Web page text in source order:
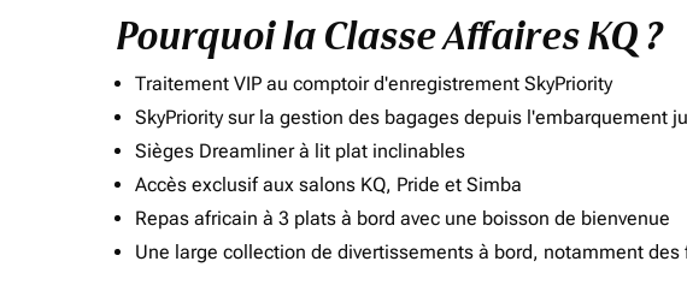
Pourquoi la Classe Affaires KQ ?
Traitement VIP au comptoir d'enregistrement SkyPriority
SkyPriority sur la gestion des bagages depuis l'embarquement
Sièges Dreamliner à lit plat inclinables
Accès exclusif aux salons KQ, Pride et Simba
Repas africain à 3 plats à bord avec une boisson de bienvenue
Une large collection de divertissements à bord, notamment